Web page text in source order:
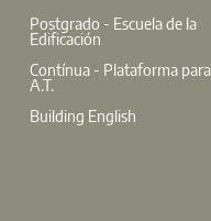
AparejadoresMadrid
clientes. Ofrece un
profesionales.
Postgrado - Escuela de la
Edificación
Contínua - Plataforma
A.T.
Building English